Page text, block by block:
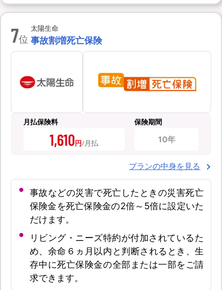
7位
太陽生命
事故割増死亡保険
月払保険料
1,610円
保険期間
10年
プランの中身を見る
事故などの災害で死亡したときの災害死亡
保険金を死亡保険金の2倍～5倍に設定いた
だけます。
リビング・ニーズ特約が付加されているた
め、余命６ヵ月以内と判断されるとき、生
存中に死亡保険金の全部または一部をご請
求できます。